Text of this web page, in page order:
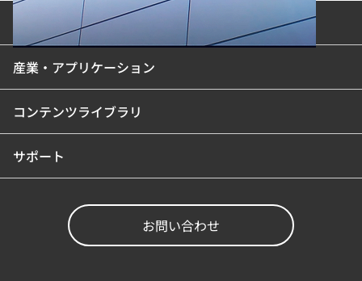
製品カテゴリ
産業・アプリケーション
コンテンツライブラリ
サポート
お問い合わせ